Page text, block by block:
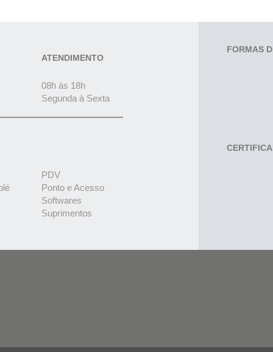
ATENDIMENTO
08h às 18h
Segunda à Sexta
PDV
Ponto e Acesso
Softwares
Suprimentos
FORMAS